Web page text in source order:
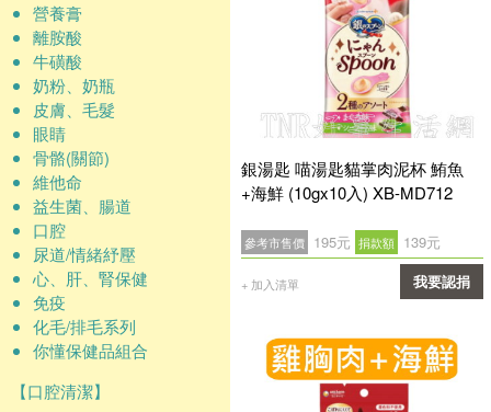
營養膏
離胺酸
牛磺酸
奶粉、奶瓶
皮膚、毛髮
眼睛
骨骼(關節)
維他命
益生菌、腸道
口腔
尿道/情緒紓壓
心、肝、腎保健
免疫
化毛/排毛系列
你懂保健品組合
【口腔清潔】
銀湯匙 喵湯匙貓掌肉泥杯 鮪魚
+海鮮 (10gx10入) XB-MD712
參考市售價 195元 捐款額 139元
+ 加入清單 我要認捐